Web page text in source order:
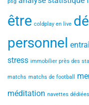
être coldplay en live
personnel
stress immobilier près des
matchs matchs de football
méditation navettes dédiées